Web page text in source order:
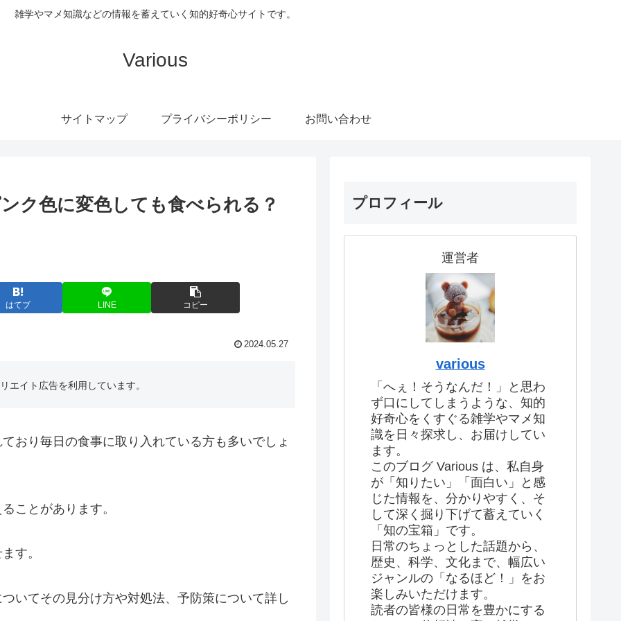
雑学やマメ知識などの情報を蓄えていく知的好奇心サイトです。
Various
サイトマップ プライバシーポリシー お問い合わせ
ク色に変色しても食べられる？
はてブ LINE コピー
2024.05.27
エイト広告を利用しています。
おり毎日の食事に取り入れている方も多いでしょ
ことがあります。
す。
いてその見分け方や対処法、予防策について詳し
プロフィール
運営者
various
「へぇ！そうなんだ！」と思わ
ず口にしてしまうような、知的
好奇心をくすぐる雑学やマメ知
識を日々探求し、お届けしてい
ます。
このブログ Various は、私自身
が「知りたい」「面白い」と感
じた情報を、分かりやすく、そ
して深く掘り下げて蓄えていく
「知の宝箱」です。
日常のちょっとした話題から、
歴史、科学、文化まで、幅広い
ジャンルの「なるほど！」をお
楽しみいただけます。
読者の皆様の日常を豊かにする